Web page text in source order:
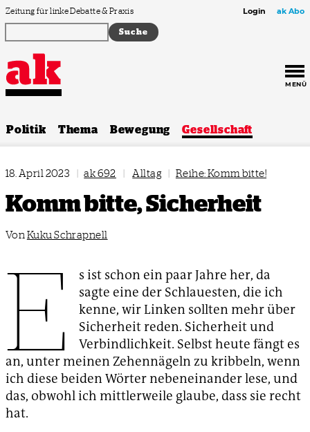
Zum Inhalt springen
Zeitung für linke Debatte & Praxis Login ak Abo
MENÜ
Politik Thema Bewegung Gesellschaft
18. April 2023 | ak 692 | Alltag | Reihe: Komm bitte!
Komm bitte, Sicherheit
Von Kuku Schrapnell
E
s ist schon ein paar Jahre her, da
sagte eine der Schlauesten, die ich
kenne, wir Linken sollten mehr über
Sicherheit reden. Sicherheit und
Verbindlichkeit. Selbst heute fängt es
an, unter meinen Zehennägeln zu kribbeln, wenn
ich diese beiden Wörter nebeneinander lese, und
das, obwohl ich mittlerweile glaube, dass sie recht
hat.